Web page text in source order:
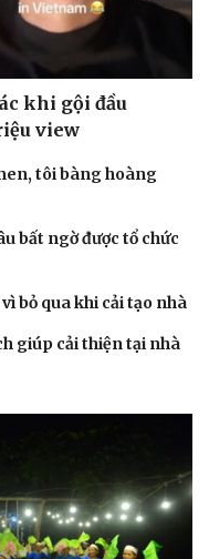
sĩ
trang
Việt
khi gội đầu
view
tôi bàng hoàng
bất ngờ được tổ chức
bỏ qua khi cải tạo nhà
giúp cải thiện tại nhà